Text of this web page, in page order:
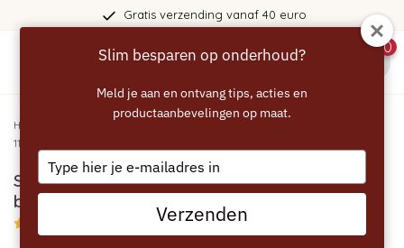
Gratis verzending vanaf 40 euro
0
Home
11014117
SIEMENS - BOSCH EQ.5 EQ.6 EQ.7 Zetgroep -
brouwunit Siemens type 11014117
4.75/5 (8 reviews)
Slim besparen op onderhoud?
Meld je aan en ontvang tips, acties en
productaanbevelingen op maat.
Type
your
email
Verzenden